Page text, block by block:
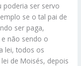
poderia ser servo
se o tal pai de
ser paga,
não sendo o
lei, todos os
de Moisés, depois